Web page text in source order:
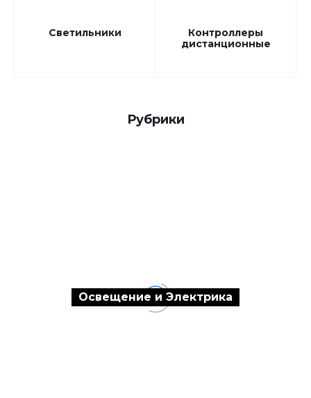
Светильники
Контроллеры
дистанционные
Рубрики
Освещение и Электрика